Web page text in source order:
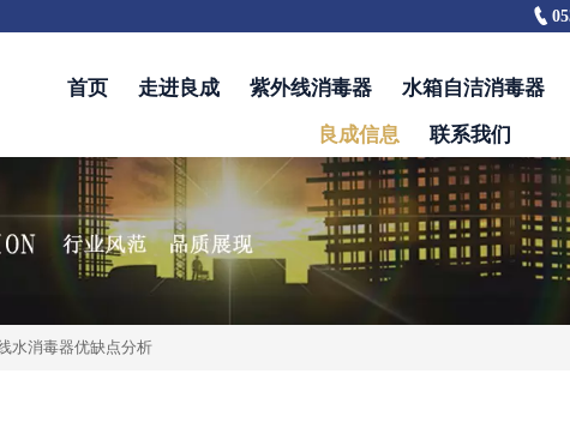

首页 走进良成 紫外线消毒器 水箱自洁消毒器
良成信息 联系我们
水消毒器优缺点分析